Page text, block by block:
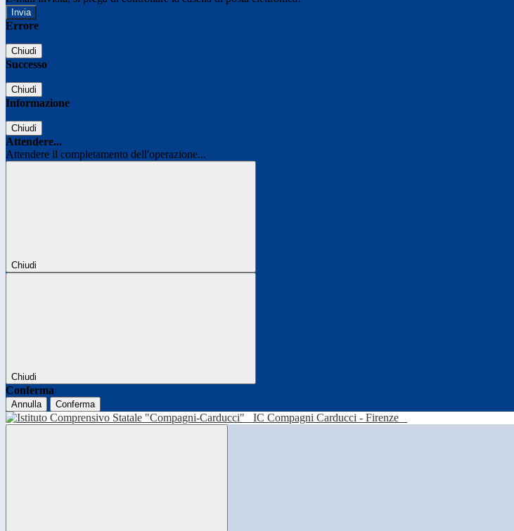
Errore
Chiudi
Successo
Chiudi
Informazione
Chiudi
Attendere...
Attendere il completamento dell'operazione...
Chiudi
Chiudi
Conferma
Annulla Conferma
IC Compagni Carducci - Firenze